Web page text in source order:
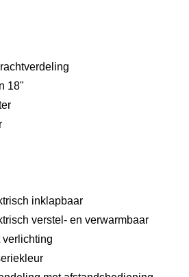
18"
inklapbaar
verstel- en verwarmbaar
verlichting